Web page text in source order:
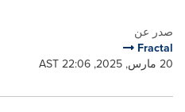
صدر عن
Fractal
20 مارس, 2025, 22:06 AST